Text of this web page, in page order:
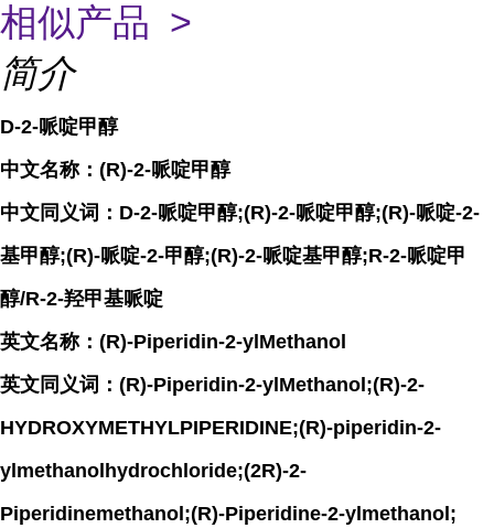
相似产品 >
简介
D-2-哌啶甲醇
中文名称：(R)-2-哌啶甲醇
中文同义词：D-2-哌啶甲醇;(R)-2-哌啶甲醇;(R)-哌啶-2-
基甲醇;(R)-哌啶-2-甲醇;(R)-2-哌啶基甲醇;R-2-哌啶甲
醇/R-2-羟甲基哌啶
英文名称：(R)-Piperidin-2-ylMethanol
英文同义词：(R)-Piperidin-2-ylMethanol;(R)-2-
HYDROXYMETHYLPIPERIDINE;(R)-piperidin-2-
ylmethanolhydrochloride;(2R)-2-
Piperidinemethanol;(R)-Piperidine-2-ylmethanol;